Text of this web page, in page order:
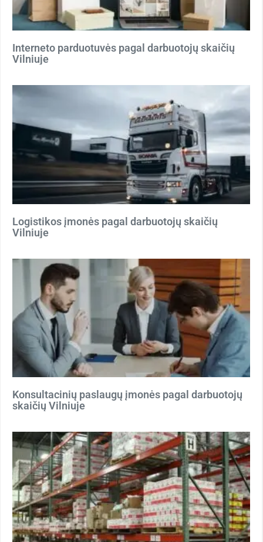
Interneto parduotuvės pagal darbuotojų skaičių
Vilniuje
Logistikos įmonės pagal darbuotojų skaičių
Vilniuje
Konsultacinių paslaugų įmonės pagal darbuotojų
skaičių Vilniuje